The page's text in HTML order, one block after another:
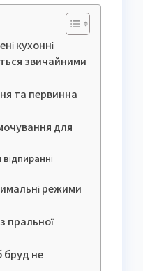
кухонні
звичайними
та первинна
для
режими
пральної
бруд не